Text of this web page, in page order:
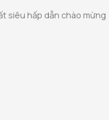
siêu hấp dẫn chào mừng